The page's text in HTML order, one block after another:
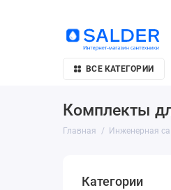
ВСЕ КАТЕГОРИИ
Комплекты
Главная Инженерная
Категории